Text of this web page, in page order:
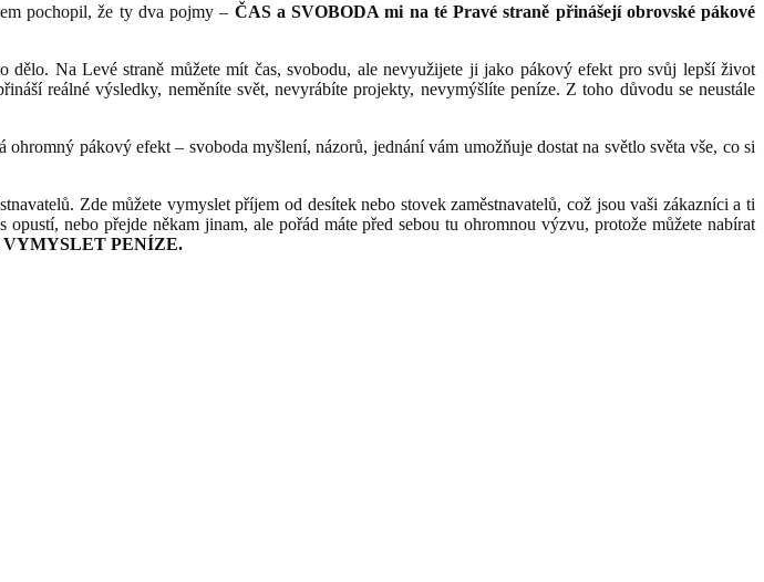
pochopil, že ty dva pojmy – ČAS a SVOBODA mi na té Pravé straně přinášejí obrovské pákové
dělo. Na Levé straně můžete mít čas, svobodu, ale nevyužijete ji jako pákový efekt pro svůj lepší život
reálné výsledky, neměníte svět, nevyrábíte projekty, nevymýšlíte peníze. Z toho důvodu se neustále
pákový efekt – svoboda myšlení, názorů, jednání vám umožňuje dostat na světlo světa vše, co si
Zde můžete vymyslet příjem od desítek nebo stovek zaměstnavatelů, což jsou vaši zákazníci a ti
nebo přejde někam jinam, ale pořád máte před sebou tu ohromnou výzvu, protože můžete nabírat
VYMYSLET PENÍZE.